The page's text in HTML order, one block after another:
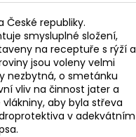
České republiky.
smysluplné složení,
na receptuře s rýží a
jsou voleny velmi
nezbytná, o smetánku
vliv na činnost jater a
aby byla střeva
v adekvátním